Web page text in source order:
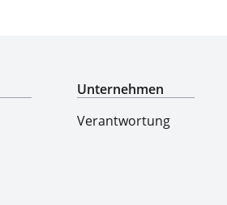
Unternehmen
Verantwortung